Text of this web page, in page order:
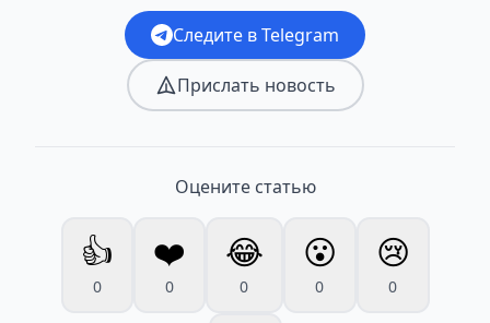
Следите в Telegram
Прислать новость
Оцените статью
👍
0
❤️
0
😂
0
😮
0
😢
0